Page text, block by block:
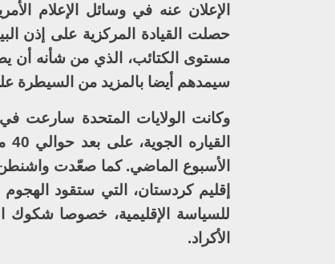
الإعلان عنه في وسائل الإعلام
حصلت القيادة المركزية على إذن
مستوى الكتائب، الذي من شأنه أن
سيمدهم أيضا بالمزيد من السيطرة
الأسبوع الماضي. كما صعّدت
إقليم كردستان، التي ستقود
للسياسة الإقليمية، خصوصا شكوك
الأكراد.